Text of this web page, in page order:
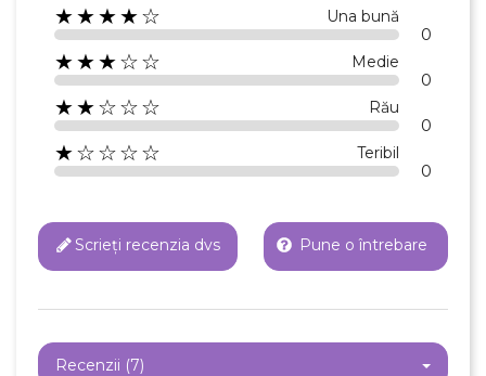
★★★★☆ Una bună
0
★★★☆☆ Medie
0
★★☆☆☆ Rău
0
★☆☆☆☆ Teribil
0
Scrieți recenzia dvs Pune o întrebare
Recenzii (7)